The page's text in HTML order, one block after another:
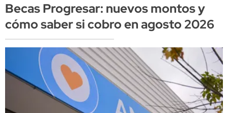
Becas Progresar: nuevos montos y
cómo saber si cobro en agosto 2026